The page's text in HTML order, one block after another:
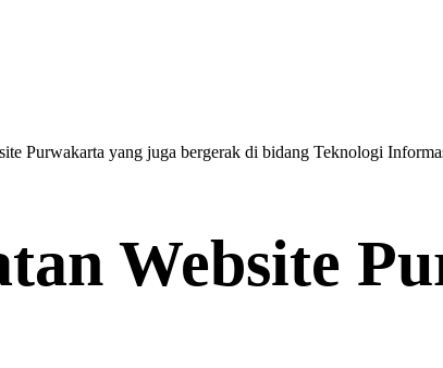
Purwakarta yang juga bergerak di bidang Teknologi
Website